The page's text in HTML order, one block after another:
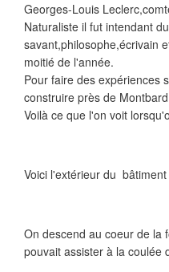
Georges-Louis
Naturaliste il fut intendant
savant,philosophe,écrivain
moitié de l'année.
Pour faire des expériences
construire près de
Voilà ce que l'on voit
Voici l'extérieur du
On descend au coeur de la
pouvait assister à la coulée